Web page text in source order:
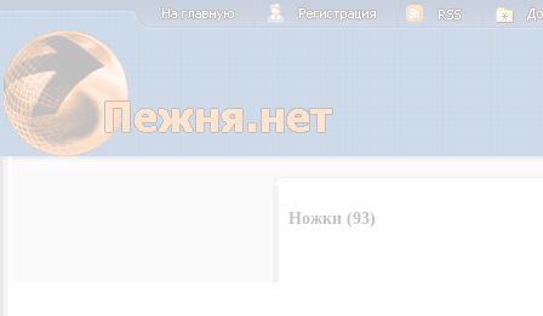
Ножки (93)